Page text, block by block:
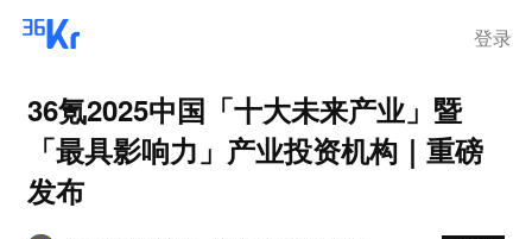
登录
36氪2025中国「十大未来产业」暨
「最具影响力」产业投资机构｜重磅
发布